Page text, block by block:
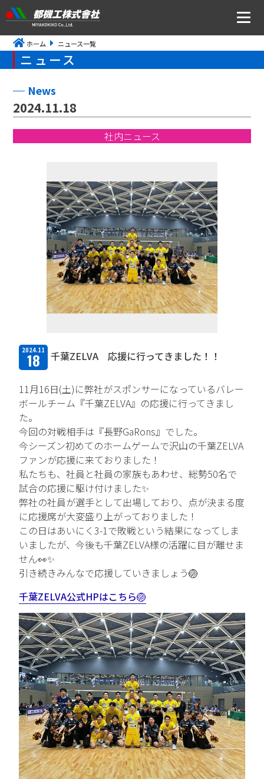
ニュース
トップメッセージ・社是・経営理念
事業所アクセス
CSR・ISOの取り組みについて
TFPについて
取扱商品・メーカー
取扱メーカー一覧
採用情報
会社を知る
人と仕事を知る
社風を知る
制度を知る
新卒エントリー
中途エントリー
お問い合わせ
ホーム ニュース一覧
ニュース
News
2024.11.18
社内ニュース
2024.11
18 千葉ZELVA 応援に行ってきました！！
11月16日(土)に弊社がスポンサーになっているバレー
ボールチーム『千葉ZELVA』の応援に行ってきまし
た。
今回の対戦相手は『長野GaRons』でした。
今シーズン初めてのホームゲームで沢山の千葉ZELVA
ファンが応援に来ておりました！
私たちも、社員と社員の家族もあわせ、総勢50名で
試合の応援に駆け付けました✨
弊社の社員が選手として出場しており、点が決まる度
に応援席が大変盛り上がっておりました！
この日はあいにく3-1で敗戦という結果になってしま
いましたが、今後も千葉ZELVA様の活躍に目が離せま
せん👀✨
引き続きみんなで応援していきましょう🏐
千葉ZELVA公式HPはこちら🏐